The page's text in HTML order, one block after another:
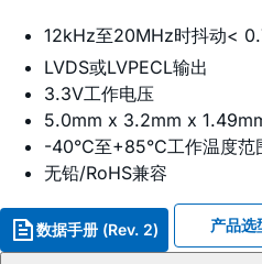
12kHz至20MHz时抖动<
LVDS或LVPECL输出
3.3V工作电压
5.0mm x 3.2mm x
-40°C至+85°C工作温度范
无铅/RoHS兼容
数据手册 (Rev. 2) 产品选